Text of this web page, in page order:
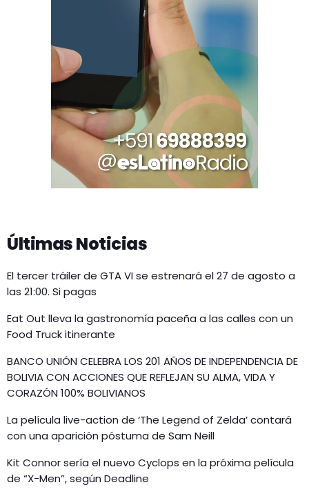
Últimas Noticias
El tercer tráiler de GTA VI se estrenará el 27 de agosto a
las 21:00. Si pagas
Eat Out lleva la gastronomía paceña a las calles con un
Food Truck itinerante
BANCO UNIÓN CELEBRA LOS 201 AÑOS DE INDEPENDENCIA DE
BOLIVIA CON ACCIONES QUE REFLEJAN SU ALMA, VIDA Y
CORAZÓN 100% BOLIVIANOS
La película live-action de ‘The Legend of Zelda’ contará
con una aparición póstuma de Sam Neill
Kit Connor sería el nuevo Cyclops en la próxima película
de “X-Men”, según Deadline